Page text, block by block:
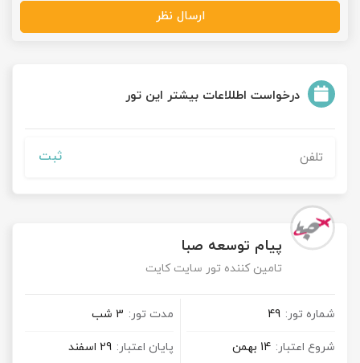
درخواست اطللاعات بیشتر این تور
ثبت
پیام توسعه صبا
تامین کننده تور سایت کایت
شماره تور: 49 مدت تور: 3 شب
شروع اعتبار: 14 بهمن پایان اعتبار: 29 اسفند
ارسال نظر